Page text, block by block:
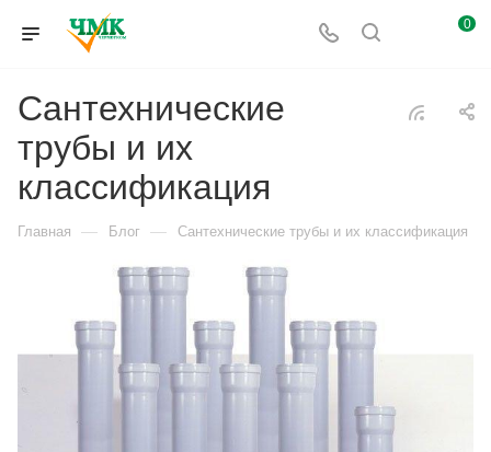
0
Сантехнические
трубы и их
классификация
Главная — Блог — Сантехнические трубы и их классификация